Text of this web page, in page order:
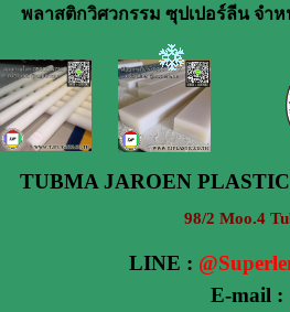
พลาสติกวิศวกรรม ซุปเปอร์ลีน จำ
98/2 Moo.4
LINE :
E-mail :
TUBMA JAROEN